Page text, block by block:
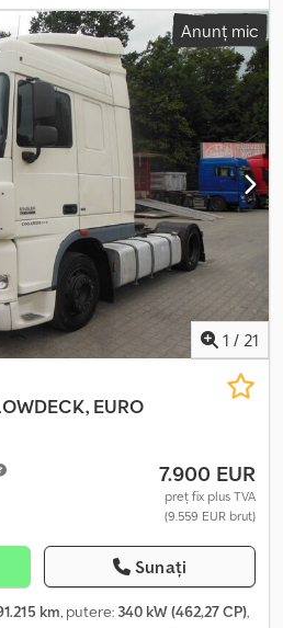
de încărcare:35.950 kg, greutate
automat, An de fabricație:2018,
de aer condiționat de parcare,
un vehicul de la o companie de
a expirat, senzorul BEM
perioadei lungi de inactivitate,
care necesită regenerarea filtrului
poate fi testat în Mezőberény.
în leasing, istoricul de service nu
Aa Tjf
Anunț mic
1 / 21
EURO
7.900 EUR
preț fix plus TVA
(9.559 EUR brut)
Sunați
km, putere: 340 kW (462,27 CP),